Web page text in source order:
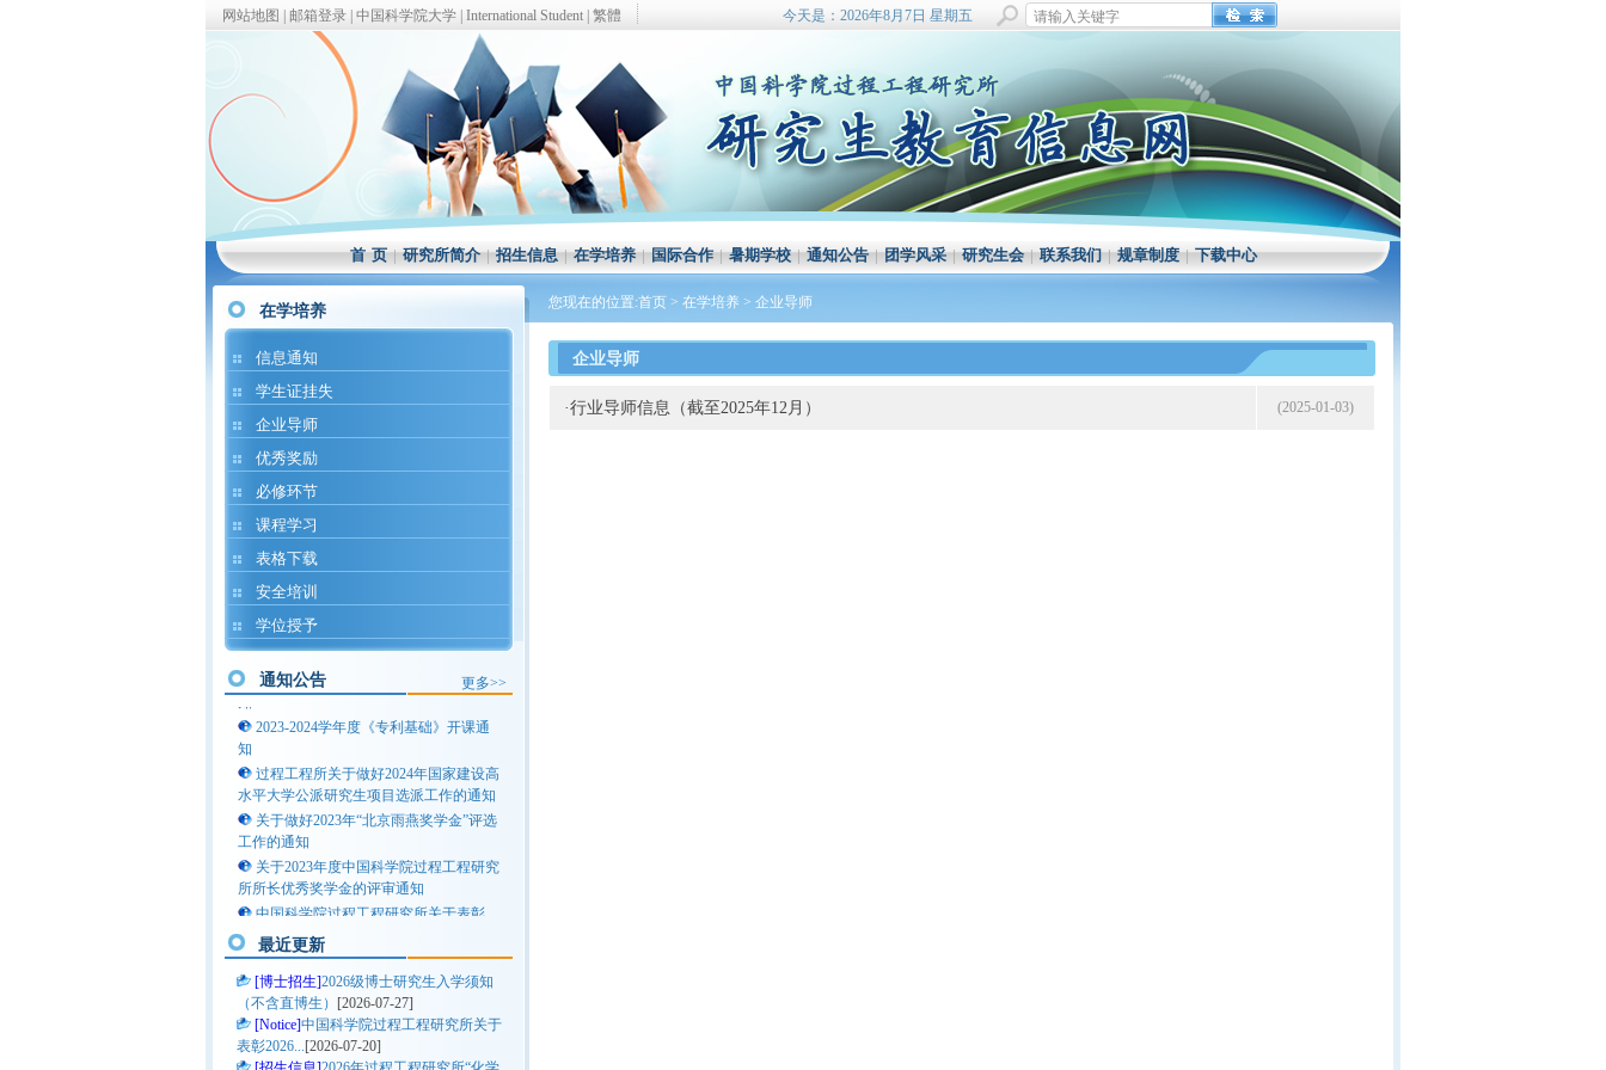
网站地图 邮箱登录 中国科学院大学 International Student 繁體 今天是：2026年8月7日 星期五
首 页|研究所简介|招生信息|在学培养|国际合作|暑期学校|通知公告|团学风采|研究生会|联系我们|规章制度|下载中心
在学培养
信息通知
学生证挂失
企业导师
优秀奖励
必修环节
课程学习
表格下载
安全培训
学位授予
通知公告 更多>>
过程所联培生入所流程一览（每年3
月，9月集中入所办理手续）
关于举办中国科学院大学2025年研究生
学术论坛“科研向未来—新化工前沿交叉
学科”分论坛的通知
关于2024-2025学年秋季学期高年级研
究生课程学习报名、选课及成绩认定的通
知
2023-2024学年度《专利基础》开课通
知
过程工程所关于做好2024年国家建设高
水平大学公派研究生项目选派工作的通知
关于做好2023年“北京雨燕奖学金”评选
工作的通知
关于2023年度中国科学院过程工程研究
所所长优秀奖学金的评审通知
中国科学院过程工程研究所关于表彰
2021——2022学年优秀学生的决定（第一
批）
过程所联培生入所流程一览（每年3
月，9月集中入所办理手续）
关于举办中国科学院大学2025年研究生
学术论坛“科研向未来—新化工前沿交叉
最近更新
[博士招生]2026级博士研究生入学须知
（不含直博生）
[2026-07-27]
[Notice]中国科学院过程工程研究所关于
表彰2026... [2026-07-20]
您现在的位置:首页 > 在学培养 > 企业导师
企业导师
·行业导师信息（截至2025年12月） (2025-01-03)